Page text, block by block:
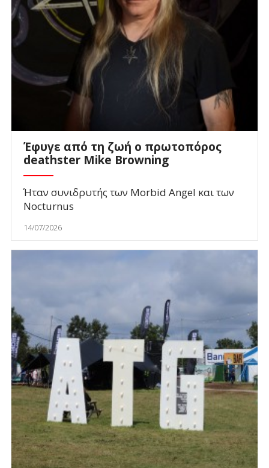
Έφυγε από τη ζωή ο πρωτοπόρος
deathster Mike Browning
Ήταν συνιδρυτής των Morbid Angel και των
Nocturnus
14/07/2026